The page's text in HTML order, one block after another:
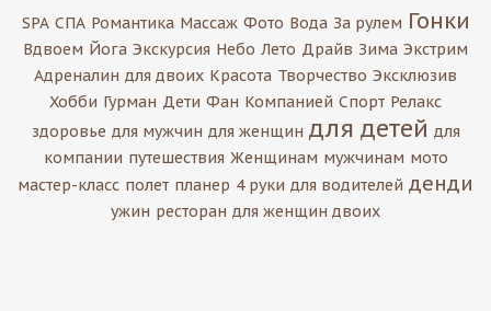
SPA СПА Романтика Массаж Фото Вода За рулем Гонки
Вдвоем Йога Экскурсия Небо Лето Драйв Зима Экстрим
Адреналин для двоих Красота Творчество Эксклюзив
Хобби Гурман Дети Фан Компанией Спорт Релакс
здоровье для мужчин для женщин для детей для
компании путешествия Женщинам мужчинам мото
мастер-класс полет планер 4 руки для водителей денди
ужин ресторан для женщин двоих